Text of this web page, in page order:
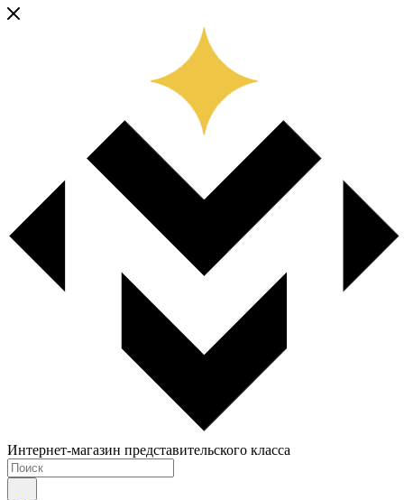
Интернет-магазин представительского класса